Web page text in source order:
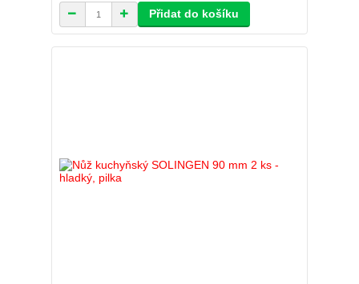
Přidat do košíku